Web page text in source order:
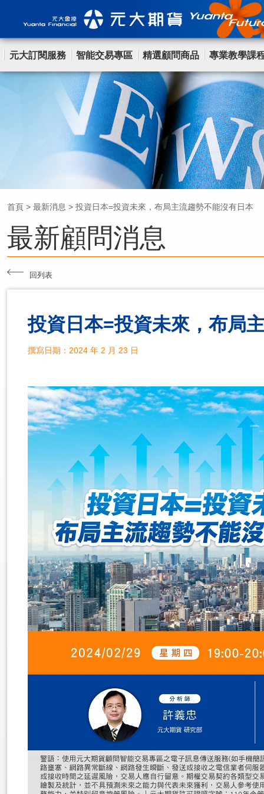
元大訂閱服務 智能交易專區 精選顧問商品 專業教學課
首頁 > 最新消息 > 投資日本=投資未來，布局主流趨勢不能沒有日本
最新顧問消息
回列表
投資日本=投資未來，布局
撰寫日期：2024 年 2 月 23 日